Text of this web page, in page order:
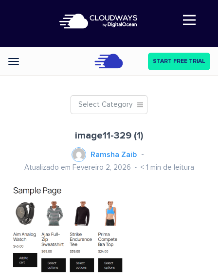
Abre a navegação
Categories START FREE TRIAL
Select Category
image11-329 (1)
Ramsha Zaib
Atualizado em Fevereiro 2, 2026 < 1 min de leitura